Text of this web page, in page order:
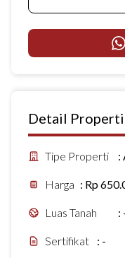
Detail Properti
Tipe Properti :
Harga : Rp
Luas Tanah :
Sertifikat : -